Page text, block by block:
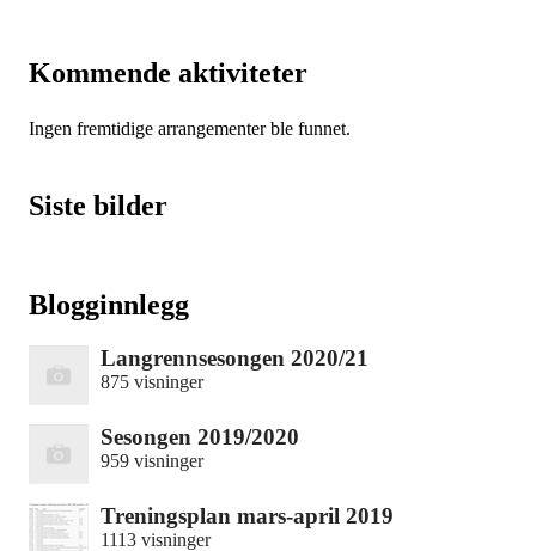
Kommende aktiviteter
Ingen fremtidige arrangementer ble funnet.
Siste bilder
Blogginnlegg
Langrennsesongen 2020/21
875 visninger
Sesongen 2019/2020
959 visninger
Treningsplan mars-april 2019
1113 visninger